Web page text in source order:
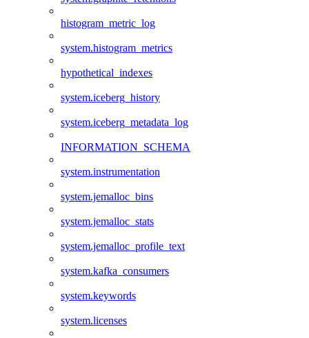
histogram_metric_log
system.histogram_metrics
hypothetical_indexes
system.iceberg_history
system.iceberg_metadata_log
INFORMATION_SCHEMA
system.instrumentation
system.jemalloc_bins
system.jemalloc_stats
system.jemalloc_profile_text
system.kafka_consumers
system.keywords
system.licenses